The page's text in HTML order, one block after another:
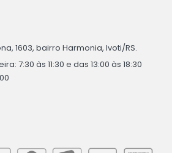
1603, bairro Harmonia, Ivoti/RS.
7:30 às 11:30 e das 13:00 às 18:30